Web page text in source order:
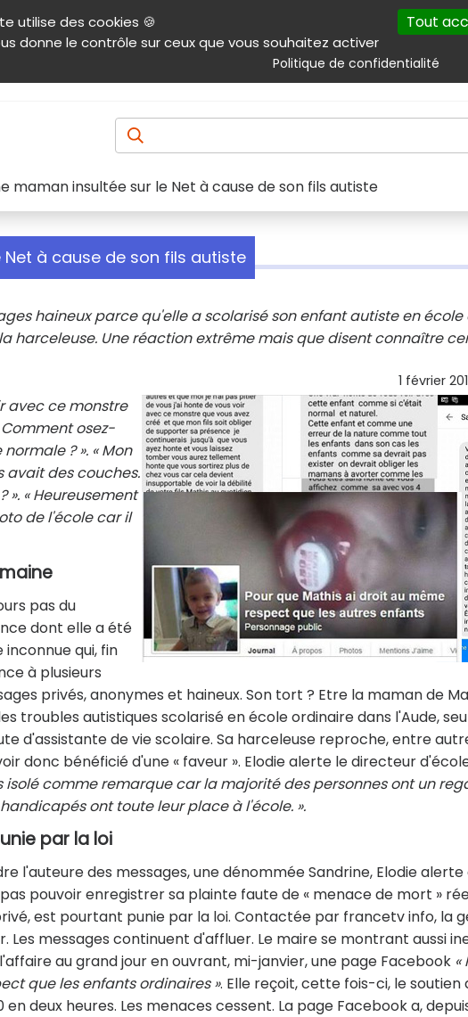
utilise des cookies 🍪
donne le contrôle sur ceux que vous souhaitez activer
Tout
Politique de confidentialité
et accessibilité Menu principal Autres services
Produits & services Emploi Droit
maman insultée sur le Net à cause de son fils autiste
à cause de son fils autiste
haineux parce qu'elle a scolarisé son enfant autiste en école
harceleuse. Une réaction extrême mais que disent connaître
1 février
avec ce monstre
Comment osez-
? ». « Mon
avait des couches.
». « Heureusement
de l'école car il
pas du
dont elle a été
qui, fin
à plusieurs
privés, anonymes et haineux. Son tort ? Etre la maman de
troubles autistiques scolarisé en école ordinaire dans l'Aude,
d'assistante de vie scolaire. Sa harceleuse reproche, entre
donc bénéficié d'une « faveur ». Elodie alerte le directeur
isolé comme remarque car la majorité des personnes ont un
ont toute leur place à l'école. ».
par la loi
l'auteure des messages, une dénommée Sandrine, Elodie alerte
pouvoir enregistrer sa plainte faute de « menace de mort »
est pourtant punie par la loi. Contactée par francetv info, la
Les messages continuent d'affluer. Le maire se montrant aussi
au grand jour en ouvrant, mi-janvier, une page Facebook
que les enfants ordinaires ». Elle reçoit, cette fois-ci, le soutien
en deux heures. Les menaces cessent. La page Facebook a,